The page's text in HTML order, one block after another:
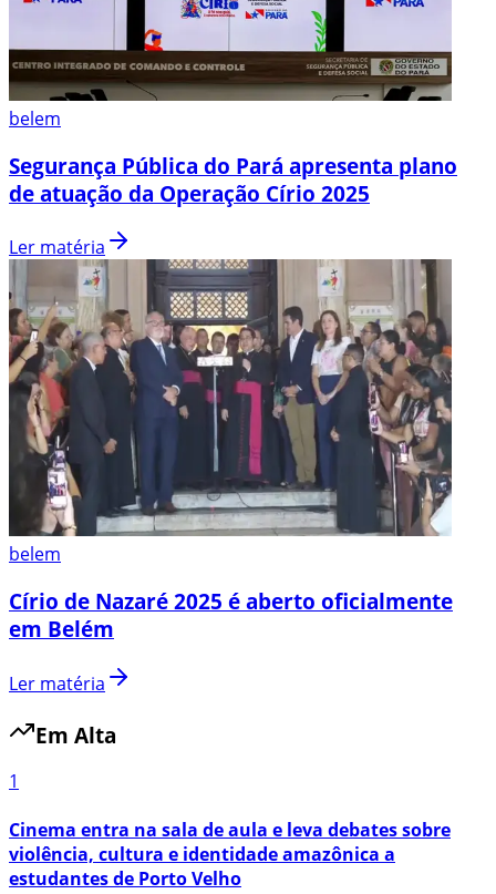
belem
Segurança Pública do Pará apresenta plano
de atuação da Operação Círio 2025
Ler matéria
belem
Círio de Nazaré 2025 é aberto oficialmente
em Belém
Ler matéria
Em Alta
1
Cinema entra na sala de aula e leva debates sobre
violência, cultura e identidade amazônica a
estudantes de Porto Velho